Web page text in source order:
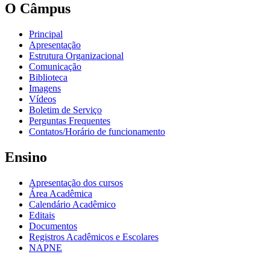
O Câmpus
Principal
Apresentação
Estrutura Organizacional
Comunicação
Biblioteca
Imagens
Vídeos
Boletim de Serviço
Perguntas Frequentes
Contatos/Horário de funcionamento
Ensino
Apresentação dos cursos
Área Acadêmica
Calendário Acadêmico
Editais
Documentos
Registros Acadêmicos e Escolares
NAPNE